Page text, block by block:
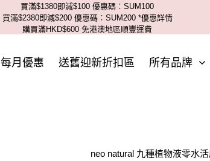
買滿$1380即減$100 優惠碼︰SUM100
買滿$2380即減$200 優惠碼︰SUM200 *優惠詳情
購買滿HKD$600 免港澳地區順豐運費
每月優惠 送舊迎新折扣區 所有品牌
neo natural 九種植物液零水